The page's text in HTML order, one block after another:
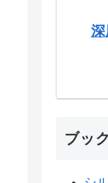
ブッ